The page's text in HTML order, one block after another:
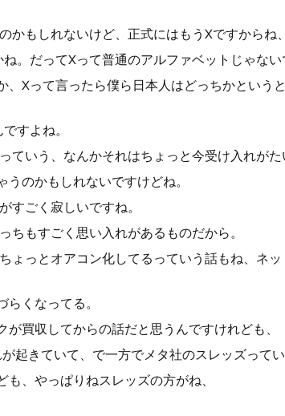
かもしれないけど、正式にはもうXですからね
。だってXって普通のアルファベットじゃない
、Xって言ったら僕ら日本人はどっちかという
すよね。
いう、なんかそれはちょっと今受け入れがた
のかもしれないですけどね。
すごく寂しいですね。
もすごく思い入れがあるものだから。
ょっとオアコン化してるっていう話もね、ネッ
くなってる。
買収してからの話だと思うんですけれども、
起きていて、で一方でメタ社のスレッズってい
、やっぱりねスレッズの方がね、